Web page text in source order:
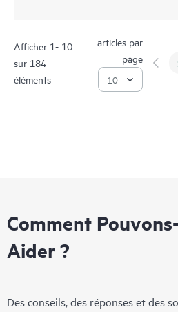
Afficher 1- 10
sur 184
éléments
articles par
page
Comment
Aider ?
Des conseils, des réponses et des